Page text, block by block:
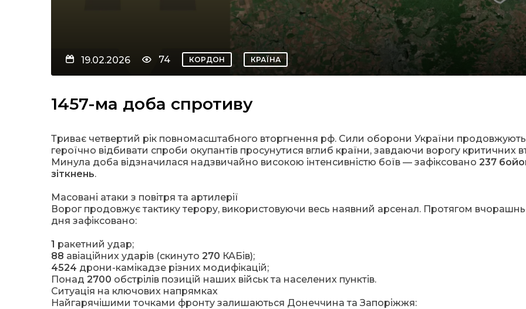
19.02.2026 74 КОРДОН КРАЇНА
1457-ма доба спротиву
Триває четвертий рік повномасштабного вторгнення рф. Сили оборони України продовжують
героїчно відбивати спроби окупантів просунутися вглиб країни, завдаючи ворогу критичних
Минула доба відзначилася надзвичайно високою інтенсивністю боїв — зафіксовано 237
зіткнень.
Масовані атаки з повітря та артилерії
Ворог продовжує тактику терору, використовуючи весь наявний арсенал. Протягом
дня зафіксовано:
1 ракетний удар;
88 авіаційних ударів (скинуто 270 КАБів);
4524 дрони-камікадзе різних модифікацій;
Понад 2700 обстрілів позицій наших військ та населених пунктів.
Ситуація на ключових напрямках
Найгарячішими точками фронту залишаються Донеччина та Запоріжжя: